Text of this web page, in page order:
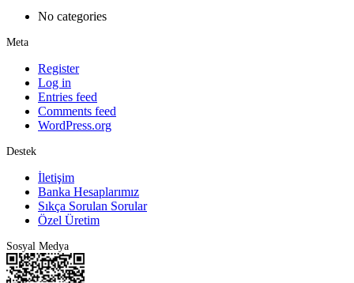
No categories
Meta
Register
Log in
Entries feed
Comments feed
WordPress.org
Destek
İletişim
Banka Hesaplarımız
Sıkça Sorulan Sorular
Özel Üretim
Sosyal Medya